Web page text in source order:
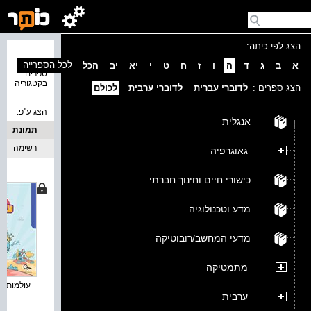
הצג לפי כיתה:
א
ב ג ד ה ו ז ח ט י יא יב הכל
הצג ספרים : לדוברי עברית לדוברי ערבית לכולם
אנגלית
גאוגרפיה
כישורי חיים וחינוך חברתי
מדע וטכנולוגיה
מדעי המחשב/רובוטיקה
מתמטיקה
ערבית
ספרים
בקטגוריה
לכל הספרייה
הצג ע''פ:
תמונת
כריכה
רשימה
עולמות